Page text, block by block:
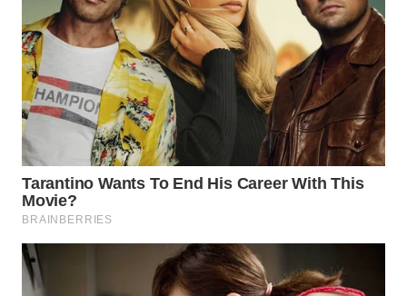
WN
LABUHANBATU
WN
TAPANULI
TENGAH
WN DELI
SERDANG
WN
TEBING
TINGGI